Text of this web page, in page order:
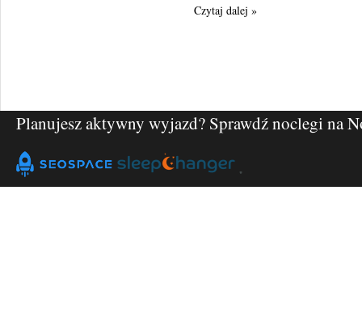
Czytaj dalej »
Planujesz aktywny wyjazd? Sprawdź noclegi na
"